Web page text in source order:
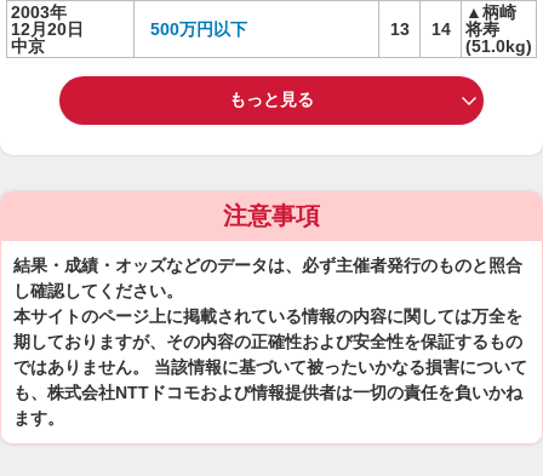
2003年
12月20日
中京
500万円以下 13 14
▲柄崎
将寿
(51.0kg)
もっと見る
注意事項
結果・成績・オッズなどのデータは、必ず主催者発行のものと照合
し確認してください。
本サイトのページ上に掲載されている情報の内容に関しては万全を
期しておりますが、その内容の正確性および安全性を保証するもの
ではありません。 当該情報に基づいて被ったいかなる損害について
も、株式会社NTTドコモおよび情報提供者は一切の責任を負いかね
ます。